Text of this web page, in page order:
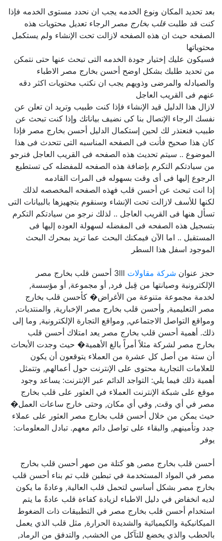
بعد تحديد المكان ونوع الخدمه يجب ان نحدد مستوى الخدمه فإذا
كنت قد طلبتقلب بخارج مصرالرجاء تعديل محتويات هذه
الصفحه حيث ان هذه الصفحه لازالت تحت الإنشاء ولم يستكمل
محتوياتها
فسيكون عليك إختيار جودة الخدمه التى تبحث عنها حتى نتمكن
من تحديد طلبك بشكل اوضح أحسن بخارج مصر الاطباء
والصيادله والمرضى وذويهم يجب ان نكتب محتويات اكثر دقه
عنهم فى القريب العاجل
لازال هذا الدليل قيد الإنشاء فإذا كنت طبيب وتريد ان تعلن عن
نفسك الرجاء الإتصال بنا كى نضيف بياناتك وإذا كنت تبحث عن
طبيب فنعتذر لك لحين إستكمال الدليل أحسن بخارج مصر فإذا
كان هذا صحيح فأنت فى الصفحه المناسبه التى تتحدث فى هذا
الموضوع .. سيتم تحديث هذه الصفحه فى القريب العاجل فنرجو
من سيادتكم التكرم بإضافة هذه الصفحه للمفضله كى تستطيع
الرجوع إليها فى أى وقت بسهوله فى المرات القادمه
إذا انت تبحث عن أحسن قلب فهذه الصفحه المخصصه لذلك
لكنها للأسف لازالت تحت الإنشاء وسنقوم بتجهيزها بالبيانات التى
تسأل هنها فى القريب العاجل .. لذلك نرجو من سيادتكم التكرم
بتسجيل هذه الصفحه فى المفضله لسهولة العوده إليها فى
المستقبل .. اما الآن فيمكنك البحث عما تريد بمحرك البحث
الموجود اسفل هذا السطر
حجز عنوانشركة مقاولات
3lll أحسن قلب بخارج مصر
الإلكترونية وصيانتها من قِبل فرد, أو مجموعة, أو مؤسسة,
لخدمة مجموعة متنوعة من الأغراض� كأحسن قلب بخارج
مصر التعليمية, وأحسن قلب بخارج مصر الإخبارية, والمنتديات,
ومواقع التواصل الاجتماعي, ومواقع التجارة الإلكترونية, وما إلى
ذلك. أهمية أحسن قلب بخارج مصر يعد امتلاك أحسن قلب
بخارج مصر لشركة مثلاً أمراً بالغ الأهمية� حيث وجدت الأبحاث
أن ستة من أصل كل عشرة من العملاء يتوقعون أن يكون
للعلامات التجارية محتوى على الإنترنت حول أعمالهم, وتتمثل
أهمية ذلك فيما يلي: التواجد الدائم عبر الإنترنت: يساعد وجود
موقع على شبكة الإنترنت العملاء في العثور على قلب بخارج
مصر في أي وقت, وفي أي مكان, وحتى خارج ساعات العمل�
حيث يمكن من خلال أحسن قلب بخارج مصر العثور على عملاء
جدد وتأمينهم, والبقاء على تواصل دائم معهم. تبادل المعلومات:
يوفر
أحسن قلب بخارج مصر, هو كتلة من صهر أحسن قلب بخارج
مصر في المواد المستخدمة في تبطين قلب تم بناء أحسن قلب
بخارج مصر بشكل أساسي لتحمل قلب العالية, وعادةً ما يكون
لديه انخفاض في دليل الاطباء لزيادة كفاءة قلب عادةً ما يتم
استخدام أحسن قلب بخارج مصر في التطبيقات ذات الضغوط
الميكانيكية والكيميائية والشديدة الحرارة, مثل قلب الذي يعمل
بالحطب والذي يخضع للتآكل من الخشب, والتدفق من الرماد,